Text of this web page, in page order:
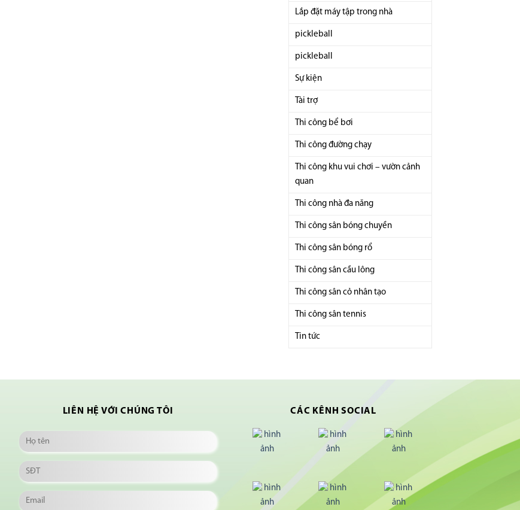
Lắp đặt máy tập trong nhà
pickleball
pickleball
Sự kiện
Tài trợ
Thi công bể bơi
Thi công đường chạy
Thi công khu vui chơi – vườn cảnh
quan
Thi công nhà đa năng
Thi công sân bóng chuyền
Thi công sân bóng rổ
Thi công sân cầu lông
Thi công sân cỏ nhân tạo
Thi công sân tennis
Tin tức
LIÊN HỆ VỚI CHÚNG TÔI CÁC KÊNH SOCIAL